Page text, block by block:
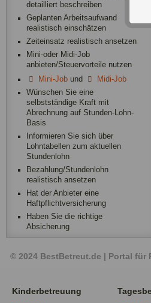
detailliert beschreiben
Geplanten Arbeitsaufwand
realistisch einschätzen
Zeiteinsatz realistisch ansetzen
Mini-oder Midi-Job
anbieten/Steuervorteile nutzen
Mini-Jobund
Midi-Job
Wünschen Sie eine
selbstständige Kraft mit
Abrechnung auf Stunden-Lohn-
Basis
Informieren Sie sich über
Lohntabellen zum aktuellen
Stundenlohn
Bezahlung/Stundenlohn
realistisch ansetzen
Hat der Anbieter eine
Haftpflichtversicherung
Haben Sie die richtige
Absicherung
© 2024 BestBetreut.de | Portal für
Kinderbetreuung